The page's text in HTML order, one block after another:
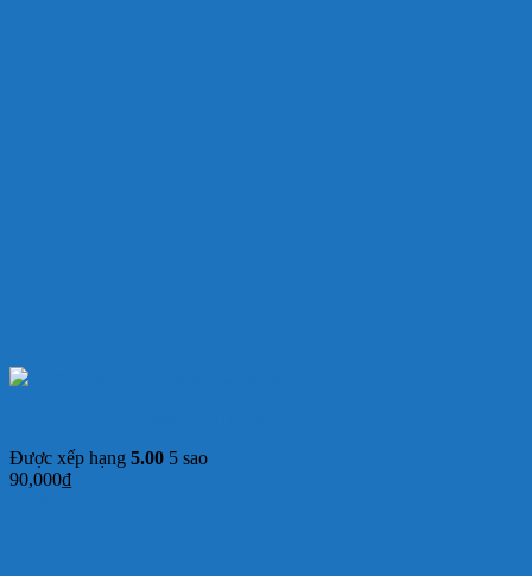
Được xếp hạng 5.00 5 sao
90,000₫